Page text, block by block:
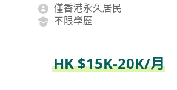
僅香港永久居民
不限學歷
HK $15K-20K/月